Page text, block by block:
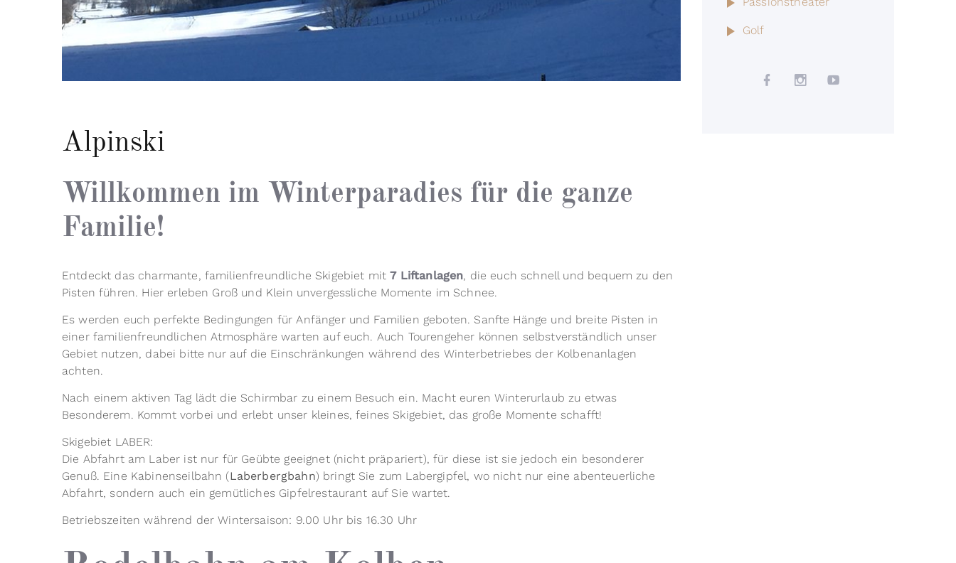
Alpinski
Willkommen im Winterparadies für die ganze
Familie!
Entdeckt das charmante, familienfreundliche Skigebiet mit7 Liftanlagen, die euch schnell und bequem zu den
Pisten führen. Hier erleben Groß und Klein unvergessliche Momente im Schnee.
Es werden euch perfekte Bedingungen für Anfänger und Familien geboten. Sanfte Hänge und breite Pisten in
einer familienfreundlichen Atmosphäre warten auf euch. Auch Tourengeher können selbstverständlich unser
Gebiet nutzen, dabei bitte nur auf die Einschränkungen während des Winterbetriebes der Kolbenanlagen
achten.
Nach einem aktiven Tag lädt die Schirmbar zu einem Besuch ein. Macht euren Winterurlaub zu etwas
Besonderem. Kommt vorbei und erlebt unser kleines, feines Skigebiet, das große Momente schafft!
Skigebiet LABER:
Die Abfahrt am Laber ist nur für Geübte geeignet (nicht präpariert), für diese ist sie jedoch ein besonderer
Genuß. Eine Kabinenseilbahn (Laberbergbahn) bringt Sie zum Labergipfel, wo nicht nur eine abenteuerliche
Abfahrt, sondern auch ein gemütliches Gipfelrestaurant auf Sie wartet.
Betriebszeiten während der Wintersaison: 9.00 Uhr bis 16.30 Uhr
Golf